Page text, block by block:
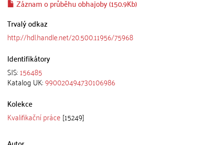
Záznam o průběhu obhajoby (150.9Kb)
Trvalý odkaz
http://hdl.handle.net/20.500.11956/75968
Identifikátory
SIS:156485
Katalog UK:990020494730106986
Kolekce
Kvalifikační práce [15249]